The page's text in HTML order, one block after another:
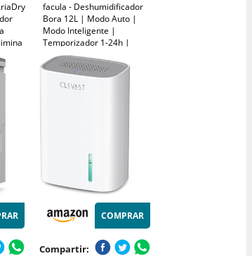
facula - Deshumidificador
Bora 12L | Modo Auto |
Modo Inteligente |
Temporizador 1-24h |
Función Drenaje Continuo
COMPRAR
Compartir: